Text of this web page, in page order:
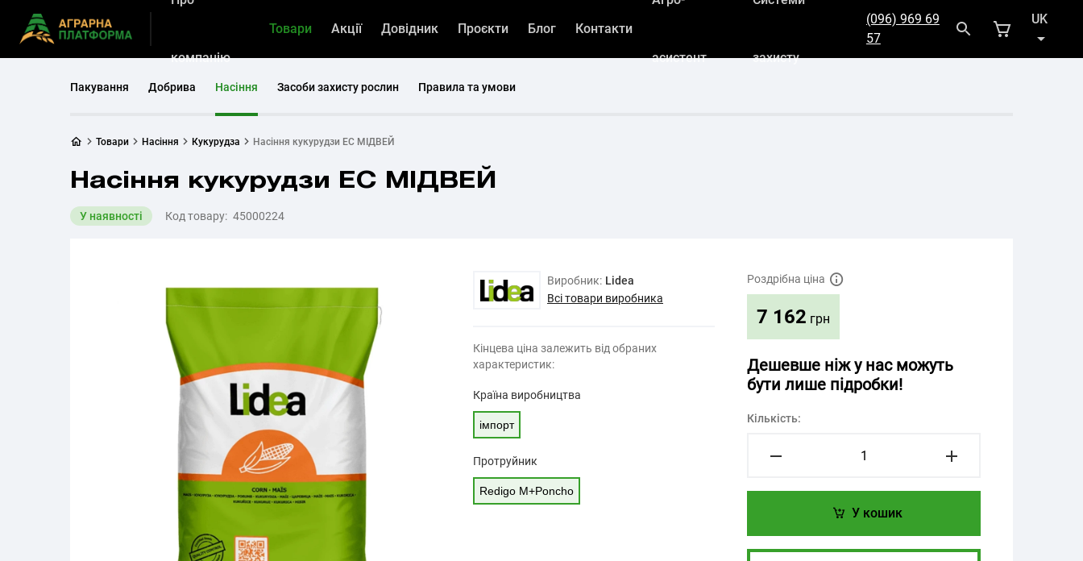
компанію
Товари Акції Довідник Проєкти Блог Контакти
асистент захисту
(096) 969 69
57
UK
RU
Пакування Добрива Насіння Засоби захисту рослин Правила та умови
Товари Насіння Кукурудза Насіння кукурудзи ЕС МІДВЕЙ
Насіння кукурудзи ЕС МІДВЕЙ
У наявності Код товару: 45000224
Виробник: Lidea
Всі товари виробника
Кінцева ціна залежить від обраних
характеристик:
Країна виробництва
імпорт
Протруйник
Redigo M+Poncho
Роздрібна ціна
7 162 грн
Дешевше ніж у нас можуть
бути лише підробки!
Кількість:
У кошик